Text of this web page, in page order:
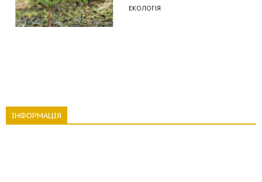
ЕКОЛОГІЯ
ІНФОРМАЦІЯ